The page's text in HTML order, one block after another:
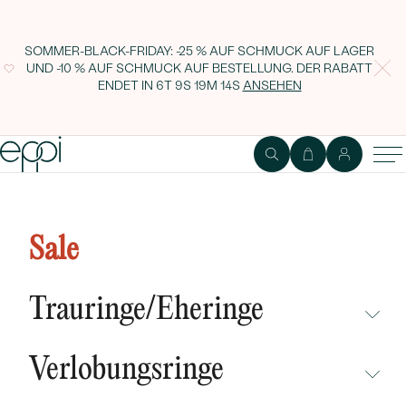
SOMMER-BLACK-FRIDAY: -25 % AUF SCHMUCK AUF LAGER
UND -10 % AUF SCHMUCK AUF BESTELLUNG. DER RABATT
ENDET IN 6T 9S 19M 13S ANSEHEN
Sale
Trauringe/Eheringe
NEUHEITEN
Verlobungsringe